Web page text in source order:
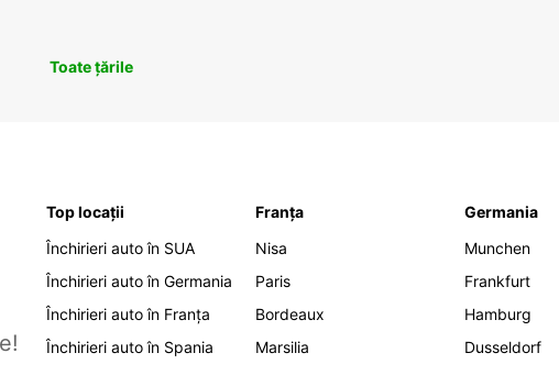
Toate țările
Top locații
Închirieri auto în SUA
Închirieri auto în Germania
Închirieri auto în Franța
Închirieri auto în Spania
Franța
Nisa
Paris
Bordeaux
Marsilia
Germania
Munchen
Frankfurt
Hamburg
Dusseldorf